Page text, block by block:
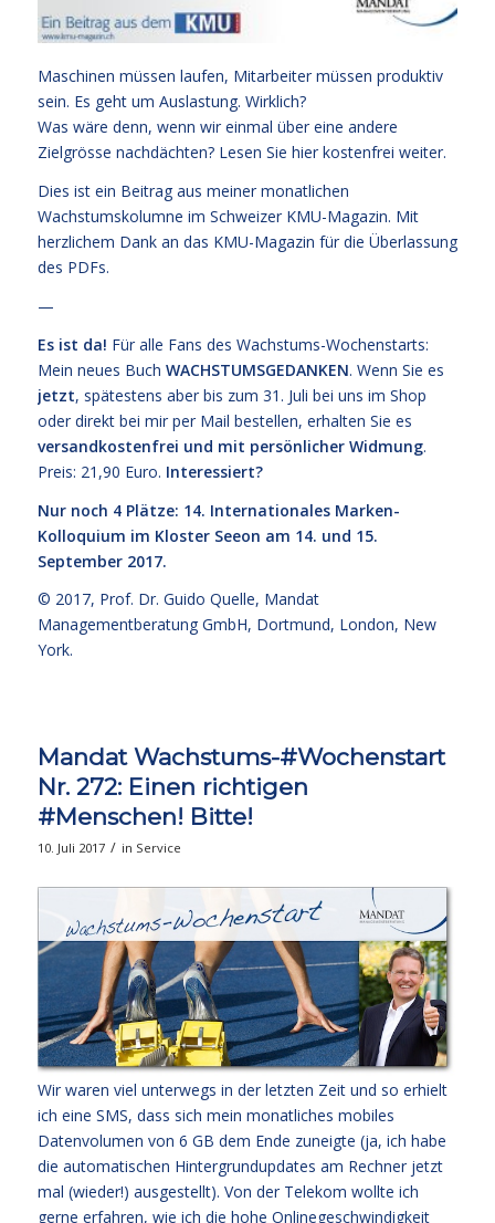
Maschinen müssen laufen, Mitarbeiter müssen produktiv
sein. Es geht um Auslastung. Wirklich?
Was wäre denn, wenn wir einmal über eine andere
Zielgrösse nachdächten? Lesen Sie hier kostenfrei weiter.
Dies ist ein Beitrag aus meiner monatlichen
Wachstumskolumne im Schweizer KMU-Magazin. Mit
herzlichem Dank an das KMU-Magazin für die Überlassung
des PDFs.
—
Es ist da! Für alle Fans des Wachstums-Wochenstarts:
Mein neues Buch WACHSTUMSGEDANKEN. Wenn Sie es
jetzt, spätestens aber bis zum 31. Juli bei uns im Shop
oder direkt bei mir per Mail bestellen, erhalten Sie es
versandkostenfrei und mit persönlicher Widmung.
Preis: 21,90 Euro. Interessiert?
Nur noch 4 Plätze: 14. Internationales Marken-
Kolloquium im Kloster Seeon am 14. und 15.
September 2017.
© 2017, Prof. Dr. Guido Quelle, Mandat
Managementberatung GmbH, Dortmund, London, New
York.
Mandat Wachstums-#Wochenstart
Nr. 272: Einen richtigen
#Menschen! Bitte!
10. Juli 2017 / in Service
Wir waren viel unterwegs in der letzten Zeit und so erhielt
ich eine SMS, dass sich mein monatliches mobiles
Datenvolumen von 6 GB dem Ende zuneigte (ja, ich habe
die automatischen Hintergrundupdates am Rechner jetzt
mal (wieder!) ausgestellt). Von der Telekom wollte ich
gerne erfahren, wie ich die hohe Onlinegeschwindigkeit